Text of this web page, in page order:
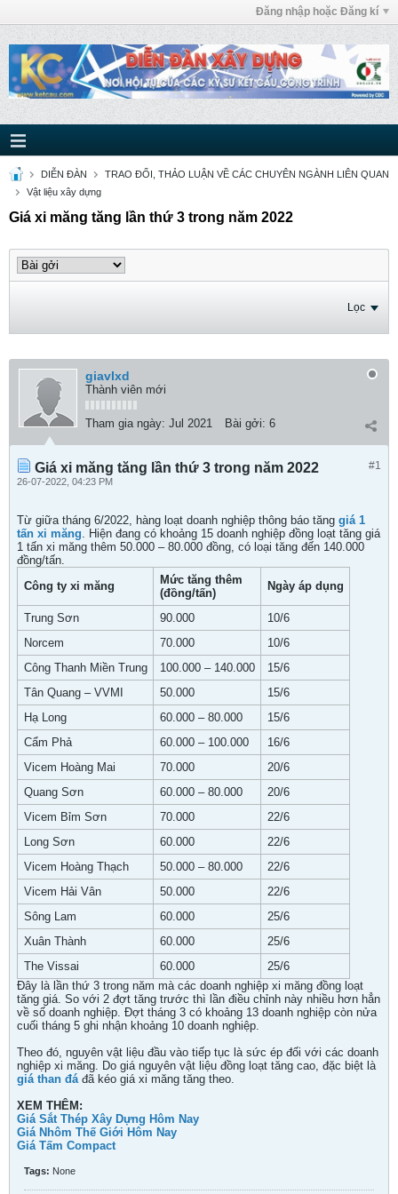
Đăng nhập hoặc Đăng kí
DIỄN ĐÀN
TRAO ĐỔI, THẢO LUẬN VỀ CÁC CHUYÊN NGÀNH LIÊN QUAN
Vật liệu xây dựng
Giá xi măng tăng lần thứ 3 trong năm 2022
Lọc
giavlxd
Thành viên mới
Tham gia ngày: Jul 2021 Bài gởi: 6
#1
Giá xi măng tăng lần thứ 3 trong năm 2022
26-07-2022, 04:23 PM
Từ giữa tháng 6/2022, hàng loạt doanh nghiệp thông báo tăng giá 1
tấn xi măng. Hiện đang có khoảng 15 doanh nghiệp đồng loạt tăng giá
1 tấn xi măng thêm 50.000 – 80.000 đồng, có loại tăng đến 140.000
đồng/tấn.
Công ty xi măng
Mức tăng thêm
(đồng/tấn)
Ngày áp dụng
Trung Sơn 90.000
10/6
Norcem
70.000
10/6
Công Thanh Miền Trung
100.000 – 140.000
15/6
Tân Quang – VVMI
50.000
15/6
Hạ Long
60.000 – 80.000
15/6
Cẩm Phả
60.000 – 100.000
16/6
Vicem Hoàng Mai
70.000
20/6
Quang Sơn
60.000 – 80.000
20/6
Vicem Bỉm Sơn
70.000
22/6
Long Sơn
60.000
22/6
Vicem Hoàng Thạch
50.000 – 80.000
22/6
Vicem Hải Vân
50.000
22/6
Sông Lam
60.000
25/6
Xuân Thành
60.000
25/6
The Vissai
60.000
25/6
Đây là lần thứ 3 trong năm mà các doanh nghiệp xi măng đồng loạt
tăng giá. So với 2 đợt tăng trước thì lần điều chỉnh này nhiều hơn hẳn
về số doanh nghiệp. Đợt tháng 3 có khoảng 13 doanh nghiệp còn nửa
cuối tháng 5 ghi nhận khoảng 10 doanh nghiệp.
Theo đó, nguyên vật liệu đầu vào tiếp tục là sức ép đối với các doanh
nghiệp xi măng. Do giá nguyên vật liệu đồng loạt tăng cao, đặc biệt là
giá than đáđã kéo giá xi măng tăng theo.
XEM THÊM:
Giá Sắt Thép Xây Dựng Hôm Nay
Giá Nhôm Thế Giới Hôm Nay
Giá Tấm Compact
Tags: None